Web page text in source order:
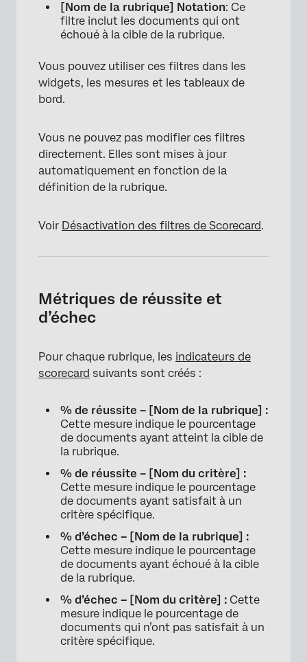
[Nom de la rubrique] Notation: Ce
filtre inclut les documents qui ont
échoué à la cible de la rubrique.
Vous pouvez utiliser ces filtres dans les
widgets, les mesures et les tableaux de
bord.
Vous ne pouvez pas modifier ces filtres
directement. Elles sont mises à jour
automatiquement en fonction de la
définition de la rubrique.
Voir Désactivation des filtres de Scorecard.
Métriques de réussite et
d’échec
Pour chaque rubrique, les indicateurs de
scorecard suivants sont créés :
% de réussite – [Nom de la rubrique] :
Cette mesure indique le pourcentage
de documents ayant atteint la cible de
la rubrique.
% de réussite – [Nom du critère] :
Cette mesure indique le pourcentage
de documents ayant satisfait à un
critère spécifique.
% d’échec – [Nom de la rubrique] :
Cette mesure indique le pourcentage
de documents ayant échoué à la cible
de la rubrique.
% d’échec – [Nom du critère] : Cette
mesure indique le pourcentage de
documents qui n’ont pas satisfait à un
critère spécifique.